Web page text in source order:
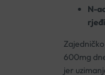
N-
600mg
jer